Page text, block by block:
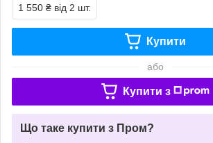
1 550 ₴ від 2 шт.
Купити
або
Купити з
Що таке купити з Пром?